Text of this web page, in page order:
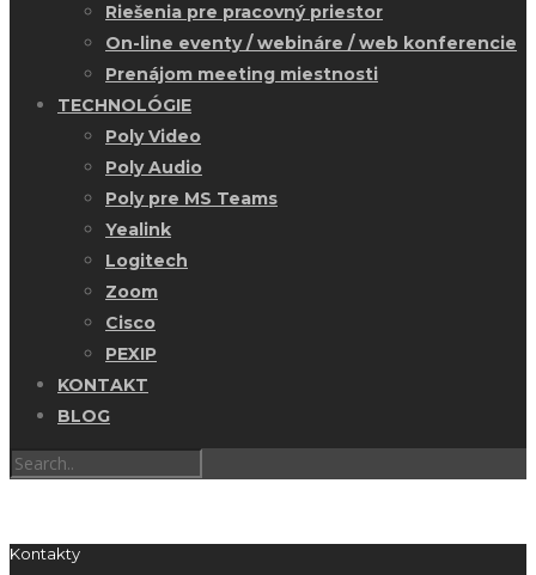
Riešenia pre pracovný priestor
On-line eventy / webináre / web konferencie
Prenájom meeting miestnosti
TECHNOLÓGIE
Poly Video
Poly Audio
Poly pre MS Teams
Yealink
Logitech
Zoom
Cisco
PEXIP
KONTAKT
BLOG
Kontakty